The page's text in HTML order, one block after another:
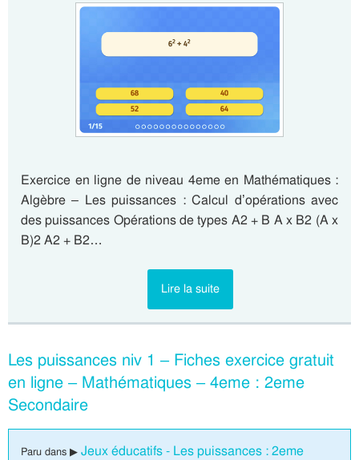
Exercice en ligne de niveau 4eme en Mathématiques :
Algèbre – Les puissances : Calcul d’opérations avec
des puissances Opérations de types A2 + B A x B2 (A x
B)2 A2 + B2…
Lire la suite
Les puissances niv 1 – Fiches exercice gratuit
en ligne – Mathématiques – 4eme : 2eme
Secondaire
Paru dans ▶ Jeux éducatifs - Les puissances : 2eme